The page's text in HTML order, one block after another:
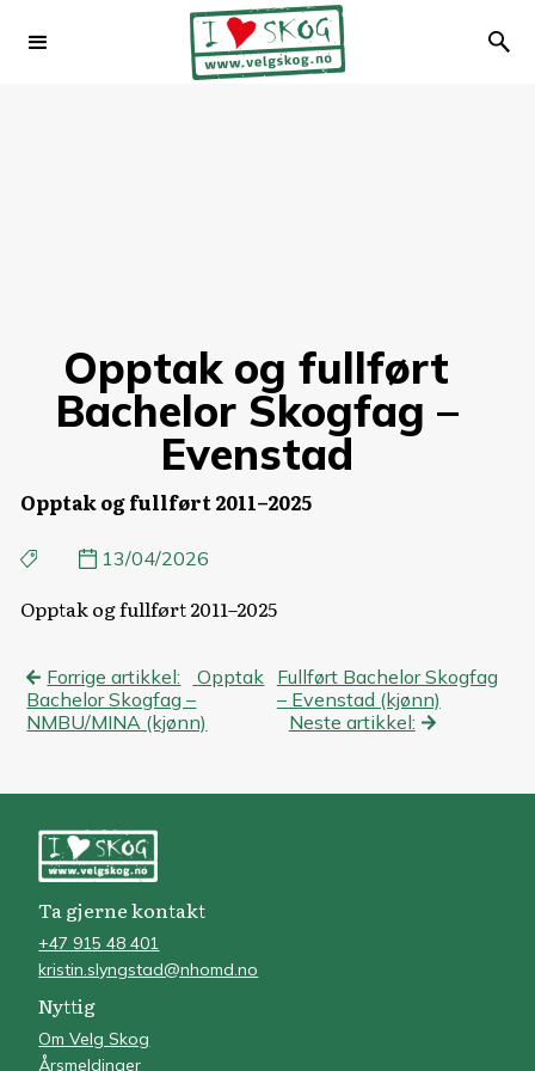
Opptak og fullført
Bachelor Skogfag –
Evenstad
Opptak og fullført 2011–2025
13/04/2026
Opptak og fullført 2011–2025
Innleggsnavigasjon
Forrige artikkel:
Opptak
Bachelor Skogfag –
NMBU/MINA (kjønn)
Fullført Bachelor Skogfag
– Evenstad (kjønn)
Neste artikkel:
Ta gjerne kontakt
+47 915 48 401
kristin.slyngstad@nhomd.no
Nyttig
Om Velg Skog
Årsmeldinger